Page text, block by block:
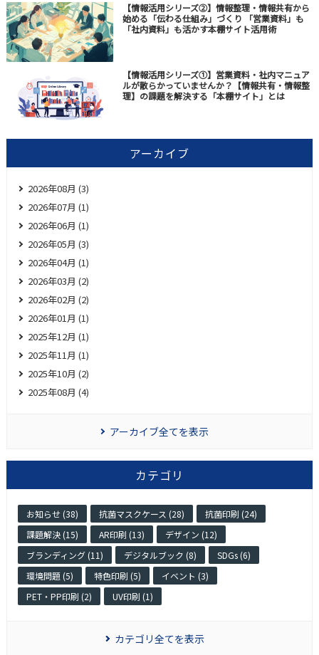
【情報活用シリーズ②】情報整理・情報共有から
始める「伝わる仕組み」づくり 「営業資料」も
「社内資料」も活かす本棚サイト活用術
【情報活用シリーズ①】営業資料・社内マニュア
ルが散らかっていませんか？【情報共有・情報整
理】の課題を解決する「本棚サイト」とは
アーカイブ
2026年08月 (3)
2026年07月 (1)
2026年06月 (1)
2026年05月 (3)
2026年04月 (1)
2026年03月 (2)
2026年02月 (2)
2026年01月 (1)
2025年12月 (1)
2025年11月 (1)
2025年10月 (2)
2025年08月 (4)
アーカイブ全てを表示
カテゴリ
お知らせ (38) 抗菌マスクケース (28)
抗菌印刷 (24)
課題解決 (15)
AR印刷 (13)
デザイン (12)
ブランディング (11)
デジタルブック (8)
SDGs (6)
環境問題 (5)
特色印刷 (5)
イベント (3)
PET・PP印刷 (2)
UV印刷 (1)
カテゴリ全てを表示